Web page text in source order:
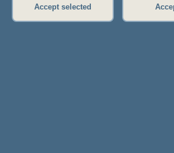
Accept selected
Home>Plenary sittings
Gamtinių dujų
63 straipsnių